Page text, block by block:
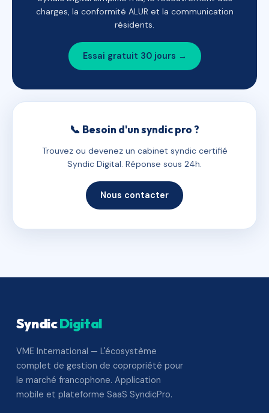
charges, la conformité ALUR et la communication
résidents.
Essai gratuit 30 jours →
📞 Besoin d'un syndic pro ?
Trouvez ou devenez un cabinet syndic certifié
Syndic Digital. Réponse sous 24h.
Nous contacter
SyndicDigital
VME International — L'écosystème
complet de gestion de copropriété pour
le marché francophone. Application
mobile et plateforme SaaS SyndicPro.